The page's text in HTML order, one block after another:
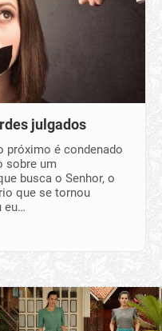
julgados
próximo é condenado
sobre um
busca o Senhor, o
que se tornou
eu…